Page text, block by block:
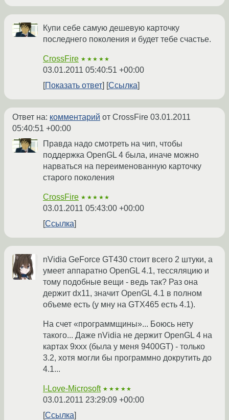
Купи себе самую дешевую карточку
последнего поколения и будет тебе счастье.
CrossFire ★★★★★
03.01.2011 05:40:51 +00:00
Показать ответ
Ссылка
Ответ на: комментарий от CrossFire 03.01.2011
05:40:51 +00:00
Правда надо смотреть на чип, чтобы
поддержка OpenGL 4 была, иначе можно
нарваться на переименованную карточку
старого поколения
CrossFire ★★★★★
03.01.2011 05:43:00 +00:00
Ссылка
nVidia GeForce GT430 стоит всего 2 штуки, а
умеет аппаратно OpenGL 4.1, тессяляцию и
тому подобные вещи - ведь так? Раз она
держит dx11, значит OpenGL 4.1 в полном
объеме есть (у мну на GTX465 есть 4.1).
На счет «программщины»... Боюсь нету
такого... Даже nVidia не держит OpenGL 4 на
картах 9xxx (была у меня 9400GT) - только
3.2, хотя могли бы программно докрутить до
4.1...
I-Love-Microsoft ★★★★★
03.01.2011 23:29:09 +00:00
Ссылка